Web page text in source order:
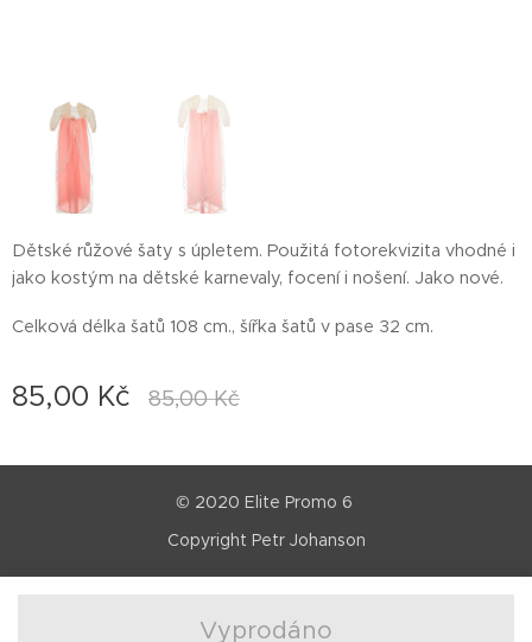
Dětské růžové šaty s úpletem. Použitá fotorekvizita vhodné i
jako kostým na dětské karnevaly, focení i nošení. Jako nové.
Celková délka šatů 108 cm., šířka šatů v pase 32 cm.
85,00 Kč 85,00Kč
Vyprodáno
© 2020 Elite Promo 6
Copyright Petr Johanson